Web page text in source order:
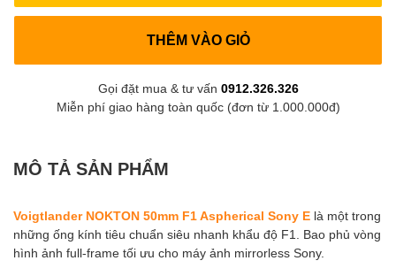
THÊM VÀO GIỎ
Gọi đặt mua & tư vấn 0912.326.326
Miễn phí giao hàng toàn quốc (đơn từ 1.000.000đ)
MÔ TẢ SẢN PHẨM
Voigtlander NOKTON 50mm F1 Aspherical Sony E là một trong
những ống kính tiêu chuẩn siêu nhanh khẩu độ F1. Bao phủ vòng
hình ảnh full-frame tối ưu cho máy ảnh mirrorless Sony.